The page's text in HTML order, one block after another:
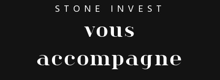
STONE INVEST
vous
accompagne